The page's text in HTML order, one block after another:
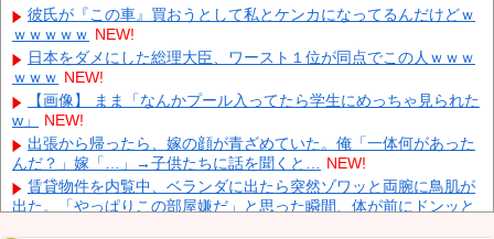
【鹿児島】 突然右折し路面電車と衝突 乗っていた男女3人は車を
放置しダッシュで逃走中
KDDI、楽天への回線貸し出し終了へ 都市部で9月末に NEW!
日産e-power、無給油で1980km走行しギネス記録を達成、無駄な
発電や送電ロスなくEVよりエコを証明 NEW!
【動画】 広島記念公園を追い出された左翼さん、流石にキモすぎ
て炎上 NEW!
中国「大洪水！」三峡ダム「大雨で増水（台風直撃前」中国ダム
「緊急放流！」中国鉄道「列車が走行中に流される」中国避難所
「支援物資は有料です」謎の勢力「え」→ NEW!
彼氏が『この車』買おうとして私とケンカになってるんだけどｗ
ｗｗｗｗｗ NEW!
日本をダメにした総理大臣、ワースト１位が同点でこの人ｗｗｗ
ｗｗｗ NEW!
【画像】 まま「なんかプール入ってたら学生にめっちゃ見られた
w」
NEW!
出張から帰ったら、嫁の顔が青ざめていた。俺「一体何があった
んだ？」嫁「…」→子供たちに話を聞くと… NEW!
賃貸物件を内覧中、ベランダに出たら突然ゾワッと両腕に鳥肌が
出た。「やっぱりこの部屋嫌だ」と思った瞬間、体が前にドンッと